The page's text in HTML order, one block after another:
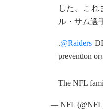
した。これ
ル・サム選
.@Raiders
prevention
The NFL
— NFL